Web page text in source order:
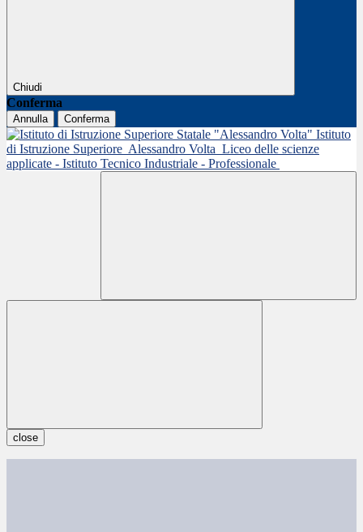
Chiudi
Conferma
Annulla Conferma
Istituto
di Istruzione Superiore Alessandro Volta Liceo delle scienze
applicate - Istituto Tecnico Industriale - Professionale
close